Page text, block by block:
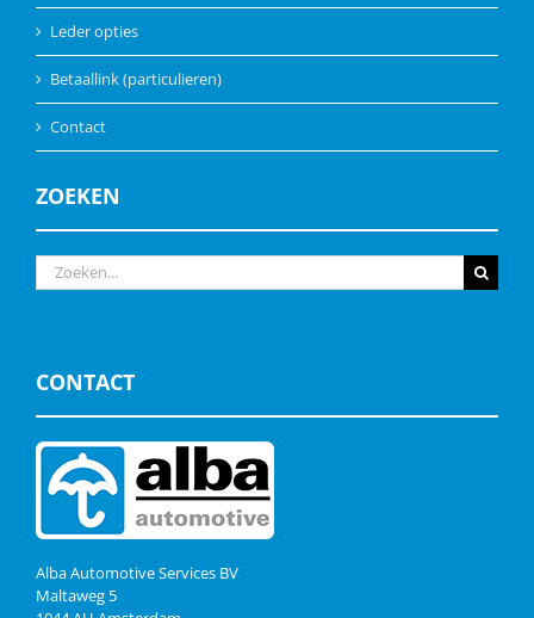
Leder opties
Betaallink (particulieren)
Contact
ZOEKEN
Zoeken
naar:
CONTACT
Alba Automotive Services BV
Maltaweg 5